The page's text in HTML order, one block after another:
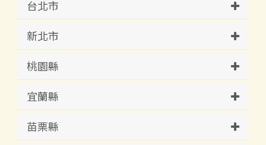
台北市
新北市
桃園縣
宜蘭縣
苗栗縣